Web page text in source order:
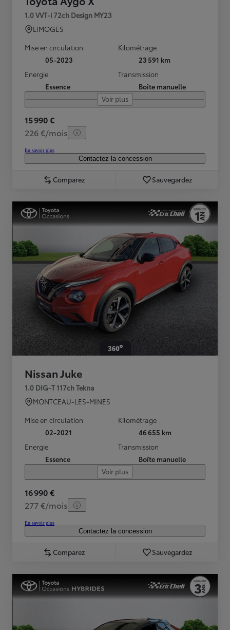
1.0 VVT-i 72ch Design MY23
LIMOGES
Mise en circulation
05-2023
Kilométrage
23 591 km
Energie
Essence
Transmission
Boîte manuelle
Voir plus
15 990 €
226 €/mois
En savoir plus
Contactez la concession
Comparez Sauvegardez
Nissan Juke
1.0 DIG-T 117ch Tekna
MONTCEAU-LES-MINES
Mise en circulation
02-2021
Kilométrage
46 655 km
Energie
Essence
Transmission
Boîte manuelle
Voir plus
16 990 €
277 €/mois
En savoir plus
Contactez la concession
Comparez Sauvegardez